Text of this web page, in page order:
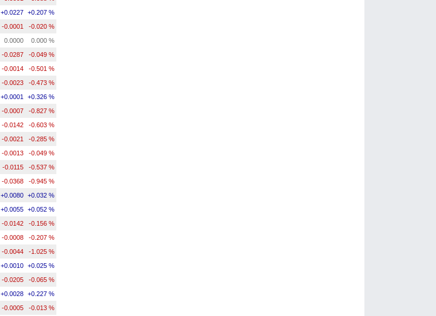
+0.0227 +0.207 %
-0.0001 -0.020 %
0.0000 0.000 %
-0.0287 -0.049 %
-0.0014 -0.501 %
-0.0023 -0.473 %
+0.0001 +0.326 %
-0.0007 -0.827 %
-0.0142 -0.603 %
-0.0021 -0.285 %
-0.0013 -0.049 %
-0.0115 -0.537 %
-0.0368 -0.945 %
+0.0080 +0.032 %
+0.0055 +0.052 %
-0.0142 -0.156 %
-0.0008 -0.207 %
-0.0044 -1.025 %
+0.0010 +0.025 %
-0.0205 -0.065 %
+0.0028 +0.227 %
-0.0005 -0.013 %